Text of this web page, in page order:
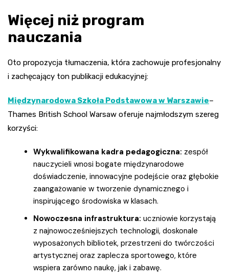
Więcej niż program
nauczania
Oto propozycja tłumaczenia, która zachowuje profesjonalny
i zachęcający ton publikacji edukacyjnej:
Międzynarodowa Szkoła Podstawowa w Warszawie–
Thames British School Warsaw oferuje najmłodszym szereg
korzyści:
Wykwalifikowana kadra pedagogiczna: zespół
nauczycieli wnosi bogate międzynarodowe
doświadczenie, innowacyjne podejście oraz głębokie
zaangażowanie w tworzenie dynamicznego i
inspirującego środowiska w klasach.
Nowoczesna infrastruktura: uczniowie korzystają
z najnowocześniejszych technologii, doskonale
wyposażonych bibliotek, przestrzeni do twórczości
artystycznej oraz zaplecza sportowego, które
wspiera zarówno naukę, jak i zabawę.